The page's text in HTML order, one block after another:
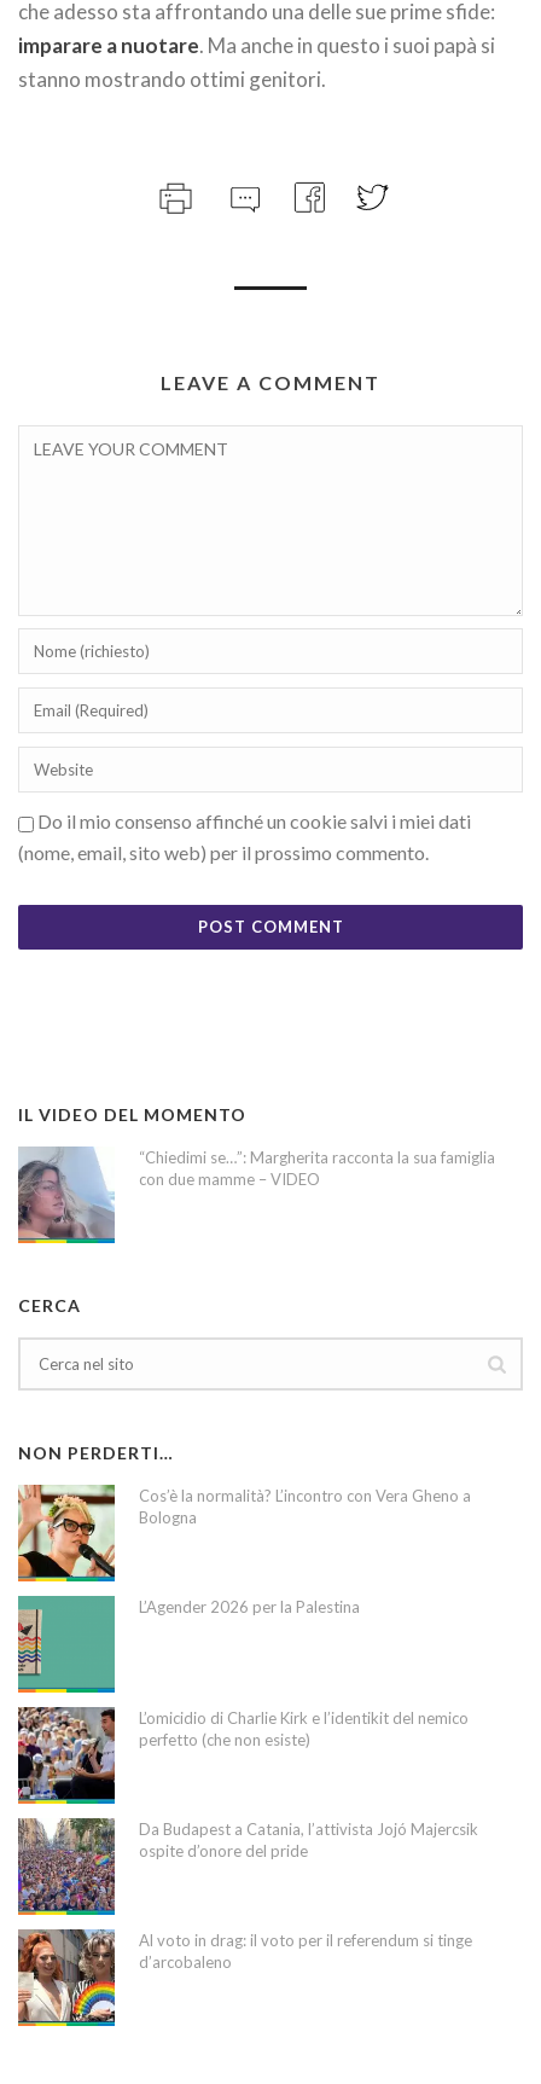
che adesso sta affrontando una delle sue prime sfide:
imparare a nuotare. Ma anche in questo i suoi papà si
stanno mostrando ottimi genitori.
LEAVE A COMMENT
Do il mio consenso affinché un cookie salvi i miei dati
(nome, email, sito web) per il prossimo commento.
IL VIDEO DEL MOMENTO
“Chiedimi se…”: Margherita racconta la sua famiglia
con due mamme – VIDEO
CERCA
NON PERDERTI…
Cos’è la normalità? L’incontro con Vera Gheno a
Bologna
L’Agender 2026 per la Palestina
L’omicidio di Charlie Kirk e l’identikit del nemico
perfetto (che non esiste)
Da Budapest a Catania, l’attivista Jojó Majercsik
ospite d’onore del pride
Al voto in drag: il voto per il referendum si tinge
d’arcobaleno